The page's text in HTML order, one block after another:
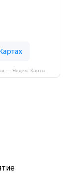
— Яндекс Карты